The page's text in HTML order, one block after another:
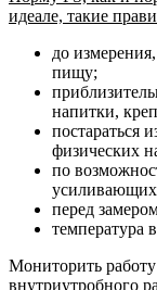
идеале, такие
до
пищу;
напитки,
постараться
физических
по
перед
температура
Мониторить
внутриутробного